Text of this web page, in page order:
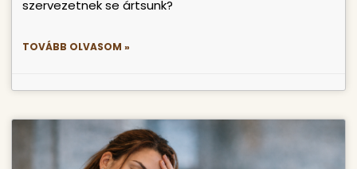
szervezetnek se ártsunk?
TOVÁBB OLVASOM »